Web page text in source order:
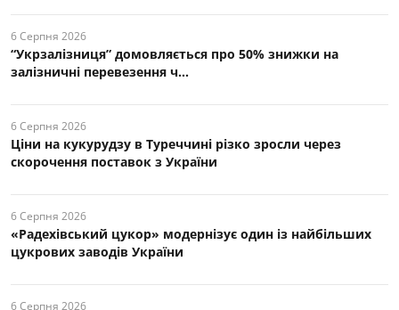
6 Серпня 2026
“Укрзалізниця” домовляється про 50% знижки на
залізничні перевезення ч...
6 Серпня 2026
Ціни на кукурудзу в Туреччині різко зросли через
скорочення поставок з України
6 Серпня 2026
«Радехівський цукор» модернізує один із найбільших
цукрових заводів України
6 Серпня 2026